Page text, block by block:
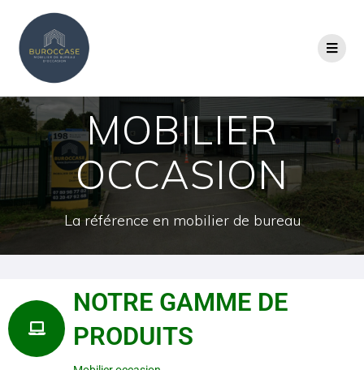
MOBILIER
OCCASION
La référence en mobilier de bureau
NOTRE GAMME DE
PRODUITS